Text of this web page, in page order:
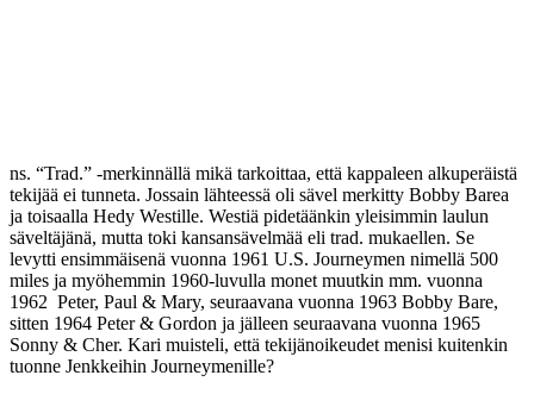
ns. “Trad.” -merkinnällä mikä tarkoittaa, että kappaleen alkuperäistä
tekijää ei tunneta. Jossain lähteessä oli sävel merkitty Bobby Barea
ja toisaalla Hedy Westille. Westiä pidetäänkin yleisimmin laulun
säveltäjänä, mutta toki kansansävelmää eli trad. mukaellen. Se
levytti ensimmäisenä vuonna 1961 U.S. Journeymen nimellä 500
miles ja myöhemmin 1960-luvulla monet muutkin mm. vuonna
1962 Peter, Paul & Mary, seuraavana vuonna 1963 Bobby Bare,
sitten 1964 Peter & Gordon ja jälleen seuraavana vuonna 1965
Sonny & Cher. Kari muisteli, että tekijänoikeudet menisi kuitenkin
tuonne Jenkkeihin Journeymenille?